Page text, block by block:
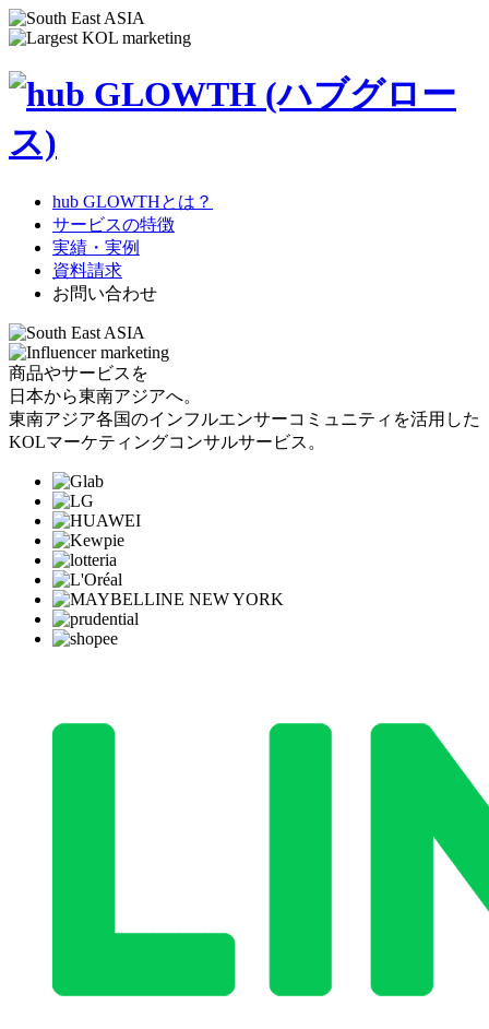
hub GLOWTHとは？
サービスの特徴
実績・実例
資料請求
お問い合わせ
商品やサービスを
日本から東南アジアへ。
東南アジア各国のインフルエンサーコミュニティを活用した
KOLマーケティングコンサルサービス。